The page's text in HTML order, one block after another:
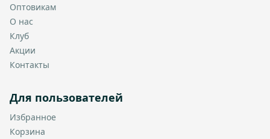
Оптовикам
О нас
Клуб
Акции
Контакты
Для пользователей
Избранное
Корзина